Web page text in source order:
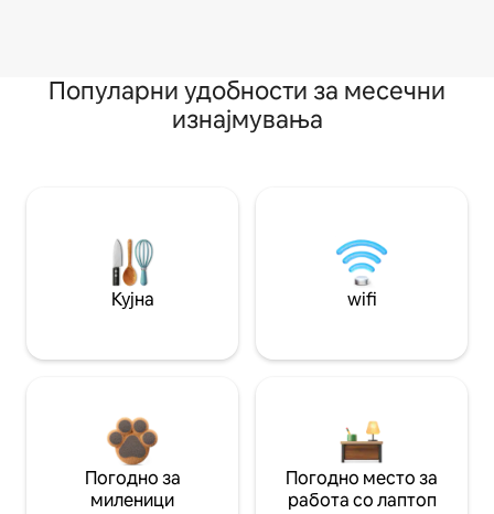
Популарни удобности за месечни
изнајмувања
Кујна wifi
Погодно за
миленици
Погодно место за
работа со лаптоп